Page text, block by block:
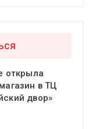
открыла
в ТЦ
двор»